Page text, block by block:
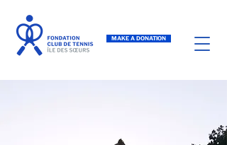
MAKE A DONATION